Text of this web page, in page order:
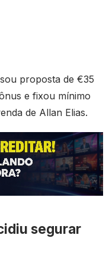
proposta de €35
e fixou mínimo
de Allan Elias.
segurar